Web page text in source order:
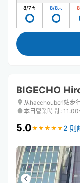
8/7五 8/8六
BIGECHO
从hacchoubori站步
本日營業時間 :
5.0★ ★ ★ ★ ★
★ ★ ★ ★ ★ 2 則